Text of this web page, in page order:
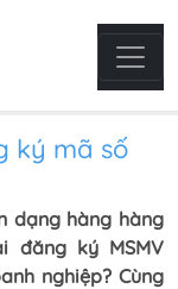
ký mã số
dạng hàng hàng
đăng ký MSMV
nghiệp? Cùng